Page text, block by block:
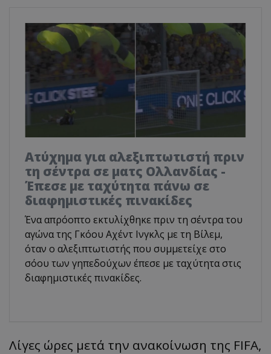
Ατύχημα για αλεξιπτωτιστή πριν
τη σέντρα σε ματς Ολλανδίας -
Έπεσε με ταχύτητα πάνω σε
διαφημιστικές πινακίδες
Ένα απρόοπτο εκτυλίχθηκε πριν τη σέντρα του
αγώνα της Γκόου Αχέντ Ινγκλς με τη Βίλεμ,
όταν ο αλεξιπτωτιστής που συμμετείχε στο
σόου των γηπεδούχων έπεσε με ταχύτητα στις
διαφημιστικές πινακίδες.
Λίγες ώρες μετά την ανακοίνωση της FIFA,